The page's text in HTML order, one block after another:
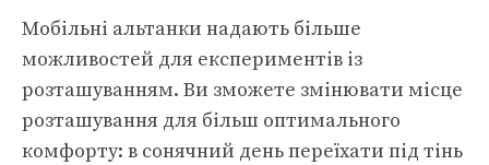
Мобільні альтанки надають більше
можливостей для експериментів із
розташуванням. Ви зможете змінювати місце
розташування для більш оптимального
комфорту: в сонячний день переїхати під тінь